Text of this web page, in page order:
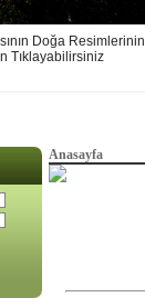
Doğa Resimlerinin
Tıklayabilirsiniz
Anasayfa